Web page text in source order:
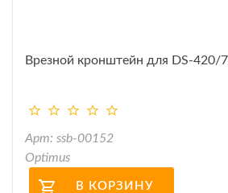
Врезной кронштейн для DS-420/
Арт: ssb-00152
Optimus
В КОРЗИНУ